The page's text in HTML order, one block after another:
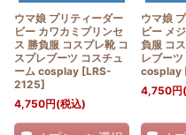
ウマ娘 プリティーダー
ビー カワカミプリンセ
ス 勝負服 コスプレ靴 コ
スプレブーツ コスチュ
ーム cosplay [LRS-
2125]
4,750円(税込)
ウマ娘
ビー メ
負服 コ
レブー
cosplay
4,750円